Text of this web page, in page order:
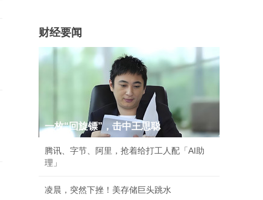
财经要闻
一枚“回旋镖”，击中王思聪
腾讯、字节、阿里，抢着给打工人配「AI助
理」
凌晨，突然下挫！美存储巨头跳水